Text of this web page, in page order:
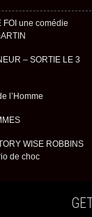
FOI une comédie
– SORTIE LE 3
l’Homme
WISE ROBBINS
de choc